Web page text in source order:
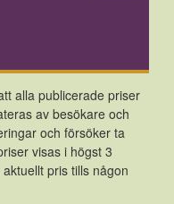
alla publicerade priser
av besökare och
och försöker ta
visas i högst 3
pris tills någon